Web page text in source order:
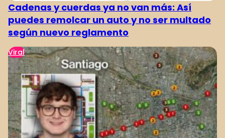
Cadenas y cuerdas ya no van más: Así
puedes remolcar un auto y no ser multado
según nuevo reglamento
Viral